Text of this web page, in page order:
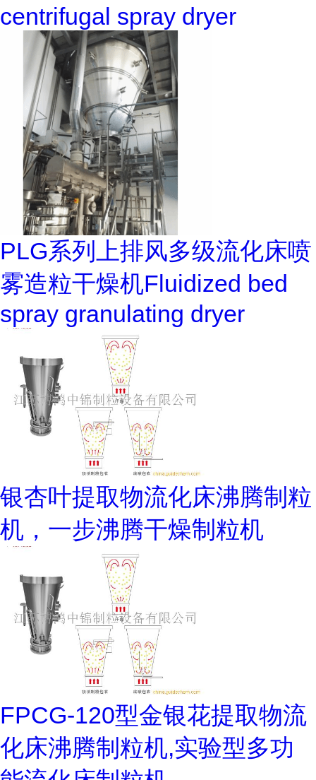
centrifugal spray dryer
PLG系列上排风多级流化床喷
雾造粒干燥机Fluidized bed
spray granulating dryer
银杏叶提取物流化床沸腾制粒
机，一步沸腾干燥制粒机
FPCG-120型金银花提取物流
化床沸腾制粒机,实验型多功